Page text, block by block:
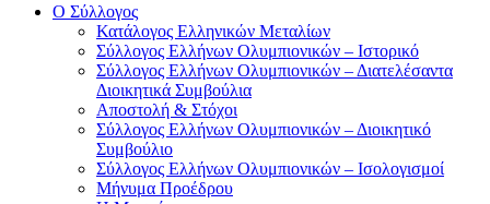
Ο Σύλλογος
Κατάλογος Ελληνικών Μεταλίων
Σύλλογος Ελλήνων Ολυμπιονικών – Ιστορικό
Σύλλογος Ελλήνων Ολυμπιονικών – Διατελέσαντα
Διοικητικά Συμβούλια
Αποστολή & Στόχοι
Σύλλογος Ελλήνων Ολυμπιονικών – Διοικητικό
Συμβούλιο
Σύλλογος Ελλήνων Ολυμπιονικών – Ισολογισμοί
Μήνυμα Προέδρου